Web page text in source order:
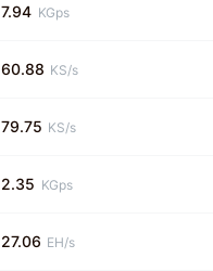
7.94 KGps
60.88 KS/s
79.75 KS/s
2.35 KGps
27.06 EH/s